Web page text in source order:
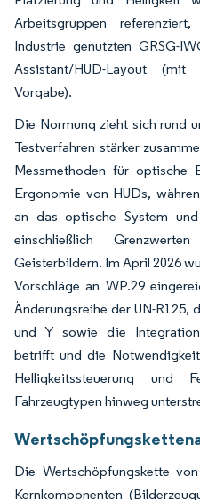
Arbeitsgruppen
Industrie genutzten GRSG-
Assistant/HUD-Layout (mit
Vorgabe).
Die Normung zieht sich rund
Testverfahren stärker
Messmethoden für optische
Ergonomie von HUDs,
an das optische System
einschließlich
Geisterbildern. Im April 2026
Vorschläge an WP.29
Änderungsreihe der UN-R125,
und Y sowie die Integration
betrifft und die
Helligkeitssteuerung und
Fahrzeugtypen hinweg
Die Wertschöpfungskette
Kernkomponenten